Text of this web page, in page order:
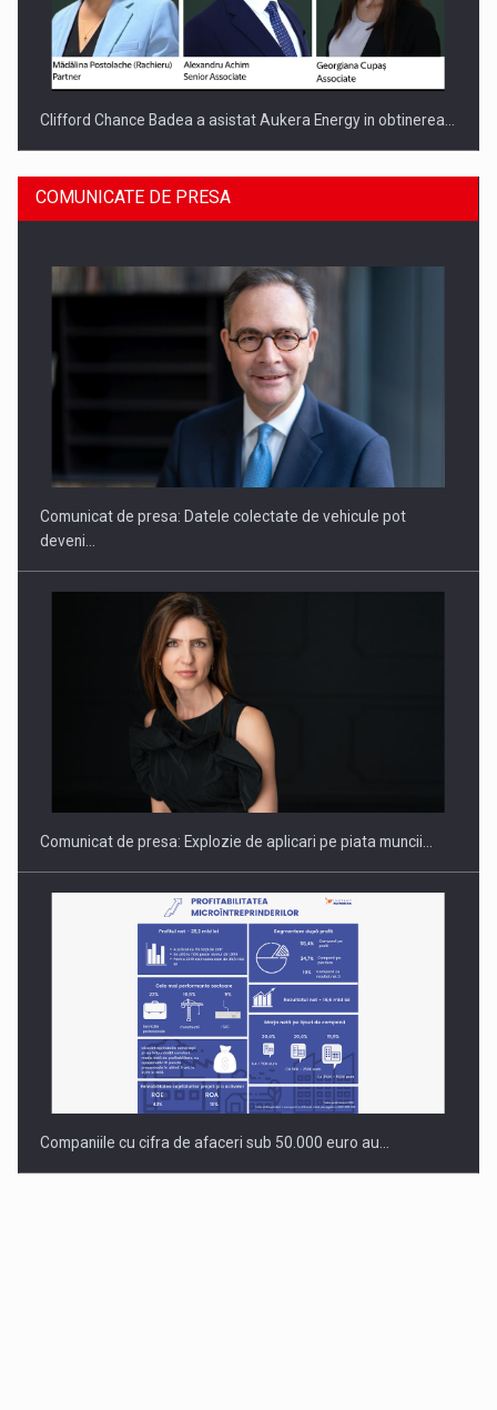
Clifford Chance Badea a asistat Aukera Energy in obtinerea…
SAPTE PERSONALITATI DIN MEDIUL DE AFACERI, ACADEMIC
Hard Enduro Piatra Craiului 2026, fueled by benzinariile RO…
COMUNICATE DE PRESA
Comunicat de presa: Datele colectate de vehicule pot
deveni…
Comunicat de presa: Explozie de aplicari pe piata muncii…
Companiile cu cifra de afaceri sub 50.000 euro au…